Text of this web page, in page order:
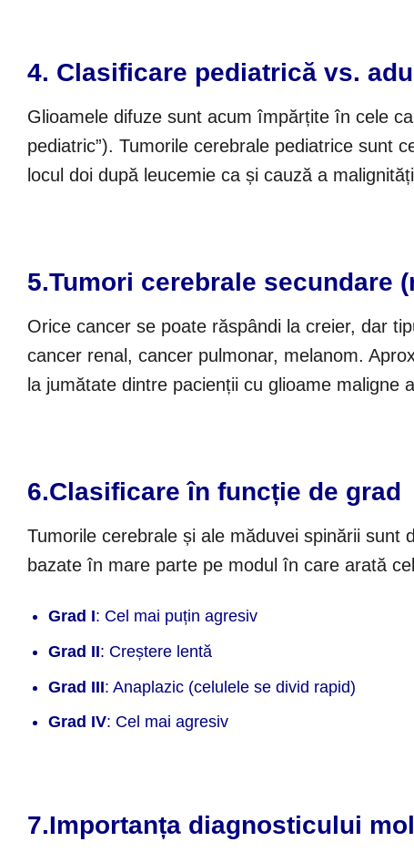
4. Clasificare pediatrică vs.
Glioamele difuze sunt acum împărțite în cele
pediatric”). Tumorile cerebrale pediatrice sunt
locul doi după leucemie ca și cauză a
5.Tumori cerebrale secundare
Orice cancer se poate răspândi la creier, dar
cancer renal, cancer pulmonar, melanom.
la jumătate dintre pacienții cu glioame
6.Clasificare în funcție de grad
Tumorile cerebrale și ale măduvei spinării
bazate în mare parte pe modul în care arată
Grad I: Cel mai puțin agresiv
Grad II: Creștere lentă
Grad III: Anaplazic (celulele se divid rapid)
Grad IV: Cel mai agresiv
7.Importanța diagnosticului